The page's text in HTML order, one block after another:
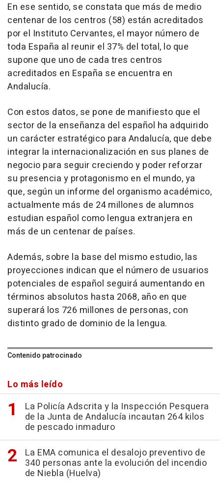
En ese sentido, se constata que más de medio
centenar de los centros (58) están acreditados
por el Instituto Cervantes, el mayor número de
toda España al reunir el 37% del total, lo que
supone que uno de cada tres centros
acreditados en España se encuentra en
Andalucía.
Con estos datos, se pone de manifiesto que el
sector de la enseñanza del español ha adquirido
un carácter estratégico para Andalucía, que debe
integrar la internacionalización en sus planes de
negocio para seguir creciendo y poder reforzar
su presencia y protagonismo en el mundo, ya
que, según un informe del organismo académico,
actualmente más de 24 millones de alumnos
estudian español como lengua extranjera en
más de un centenar de países.
Además, sobre la base del mismo estudio, las
proyecciones indican que el número de usuarios
potenciales de español seguirá aumentando en
términos absolutos hasta 2068, año en que
superará los 726 millones de personas, con
distinto grado de dominio de la lengua.
Contenido patrocinado
Lo más leído
La Policía Adscrita y la Inspección Pesquera
de la Junta de Andalucía incautan 264 kilos
de pescado inmaduro
La EMA comunica el desalojo preventivo de
340 personas ante la evolución del incendio
de Niebla (Huelva)